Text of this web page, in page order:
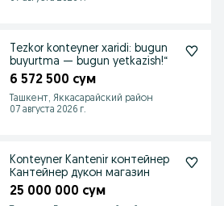
Tezkor konteyner xaridi: bugun
buyurtma — bugun yetkazish!“
6 572 500 сум
Ташкент, Яккасарайский район
07 августа 2026 г.
Konteyner Kantenir контейнер
Кантейнер дукон магазин
25 000 000 сум